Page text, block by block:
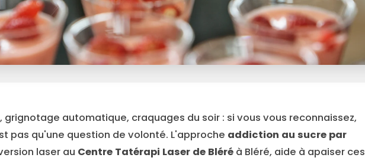
grignotage automatique, craquages du soir : si vous vous reconnaissez,
pas qu'une question de volonté. L'approche addiction au sucre par
laser au Centre Tatérapi Laser de Bléré à Bléré, aide à apaiser ces